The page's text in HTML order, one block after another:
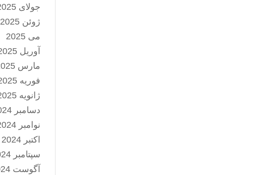
جولای 2025
ژوئن 2025
می 2025
آوریل 2025
مارس 2025
فوریه 2025
ژانویه 2025
دسامبر 2024
نوامبر 2024
اکتبر 2024
سپتامبر 2024
آگوست 2024